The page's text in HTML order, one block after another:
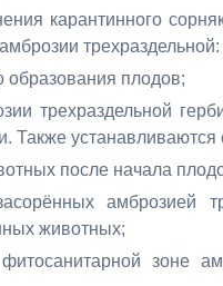
карантинного
трехраздельной:
образования плодов;
трехраздельной
Также
после начала
амброзией
животных;
зоне